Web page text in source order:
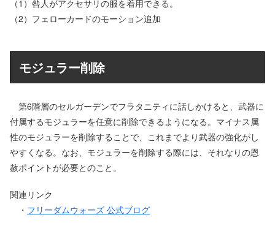
（1）咎人がアクセサリの服を着用できる。
（2）フェローカードのモーション追加
モジュラー削除
第6階層のセルガーデンでフラタニティに話しかけると、武器に
付属するモジュラーを任意に削除できるようになる。マイナス属
性のモジュラーを削除することで、これまでより武器の強化がし
やすくなる。なお、モジュラーを削除する際には、それなりの恩
赦ポイントが必要とのこと。
関連リンク
・ フリーダムウォーズ 公式ブログ